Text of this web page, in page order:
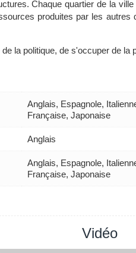
Chaque quartier de la
produites par les
la politique, de s'occuper de
Anglais, Espagnole,
Française, Japonaise
Anglais
Anglais, Espagnole,
Française, Japonaise
Vidéo